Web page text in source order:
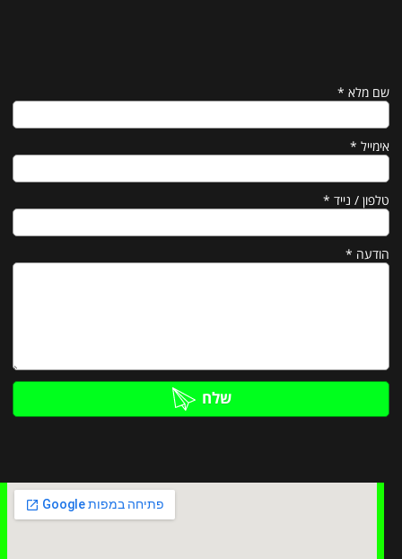
שם מלא *
אימייל *
טלפון / נייד *
הודעה *
שלח